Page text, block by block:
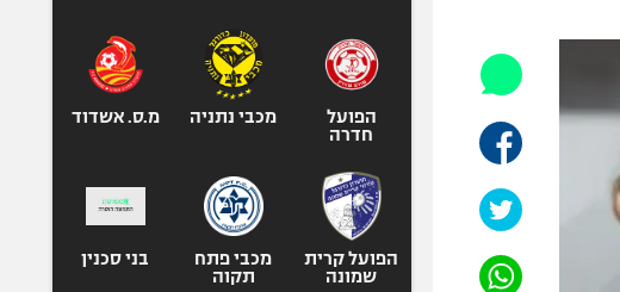
אופניים
ספורט מוטורי
כדורמים
בייסבול MLB
ספורט אתגרי
אומנויות לחימה
הפועל
חדרה
מכבי נתניה מ.ס. אשדוד
הפועל קרית
שמונה
מכבי פתח
תקוה
בני סכנין